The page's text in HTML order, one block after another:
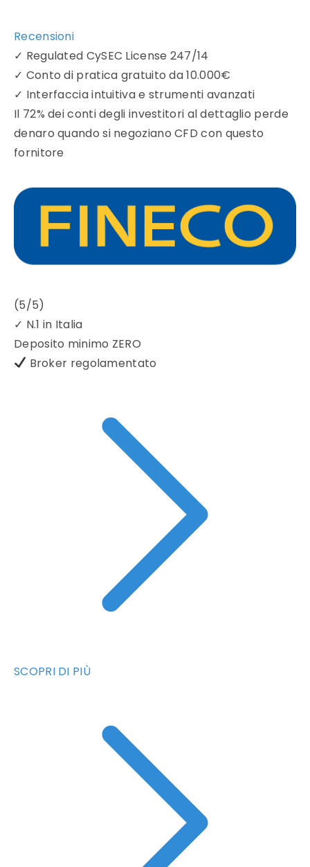
Recensioni
✓ Regulated CySEC License 247/14
✓ Conto di pratica gratuito da 10.000€
✓ Interfaccia intuitiva e strumenti avanzati
Il 72% dei conti degli investitori al dettaglio perde
denaro quando si negoziano CFD con questo
fornitore
(5/5)
✓ N.1 in Italia
Deposito minimo ZERO
Broker regolamentato
SCOPRI DI PIÙ